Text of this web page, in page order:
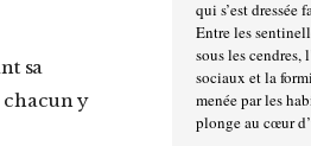
sa
chacun y
qui s’est dressée
Entre les
sous les cendres,
sociaux et la
menée par les
plonge au cœur